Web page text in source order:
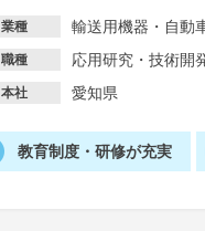
業種 輸送用機器・自動
職種 応用研究・技術開
本社 愛知県
教育制度・研修が充実